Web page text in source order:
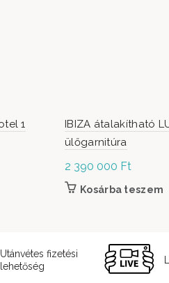
a termékoldalon választhatók ki
1
IBIZA átalakítható
ülőgarnitúra
2 390 000 Ft
Kosárba teszem
Utánvétes fizetési
lehetőség